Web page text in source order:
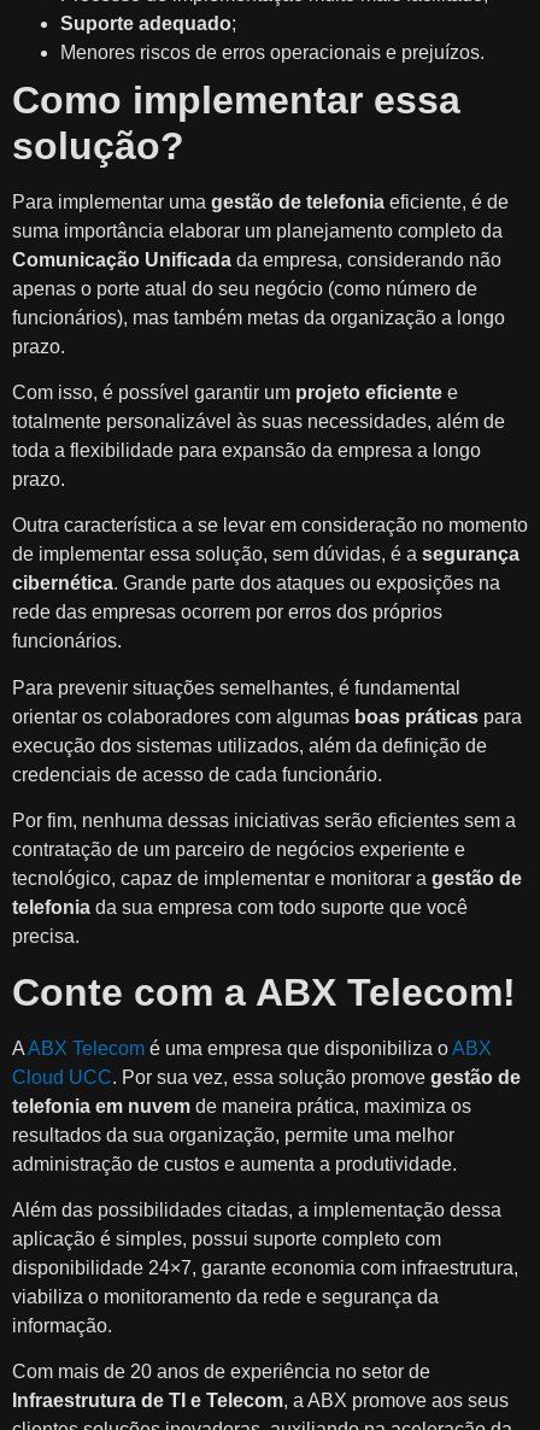
Suporte adequado;
Menores riscos de erros operacionais e prejuízos.
Como implementar essa
solução?
Para implementar uma gestão de telefonia eficiente, é de
suma importância elaborar um planejamento completo da
Comunicação Unificada da empresa, considerando não
apenas o porte atual do seu negócio (como número de
funcionários), mas também metas da organização a longo
prazo.
Com isso, é possível garantir um projeto eficiente e
totalmente personalizável às suas necessidades, além de
toda a flexibilidade para expansão da empresa a longo
prazo.
Outra característica a se levar em consideração no momento
de implementar essa solução, sem dúvidas, é a segurança
cibernética. Grande parte dos ataques ou exposições na
rede das empresas ocorrem por erros dos próprios
funcionários.
Para prevenir situações semelhantes, é fundamental
orientar os colaboradores com algumas boas práticas para
execução dos sistemas utilizados, além da definição de
credenciais de acesso de cada funcionário.
Por fim, nenhuma dessas iniciativas serão eficientes sem a
contratação de um parceiro de negócios experiente e
tecnológico, capaz de implementar e monitorar a gestão de
telefonia da sua empresa com todo suporte que você
precisa.
Conte com a ABX Telecom!
AABX Telecom é uma empresa que disponibiliza oABX
Cloud UCC. Por sua vez, essa solução promove gestão de
telefonia em nuvem de maneira prática, maximiza os
resultados da sua organização, permite uma melhor
administração de custos e aumenta a produtividade.
Além das possibilidades citadas, a implementação dessa
aplicação é simples, possui suporte completo com
disponibilidade 24×7, garante economia com infraestrutura,
viabiliza o monitoramento da rede e segurança da
informação.
Com mais de 20 anos de experiência no setor de
Infraestrutura de TI e Telecom, a ABX promove aos seus